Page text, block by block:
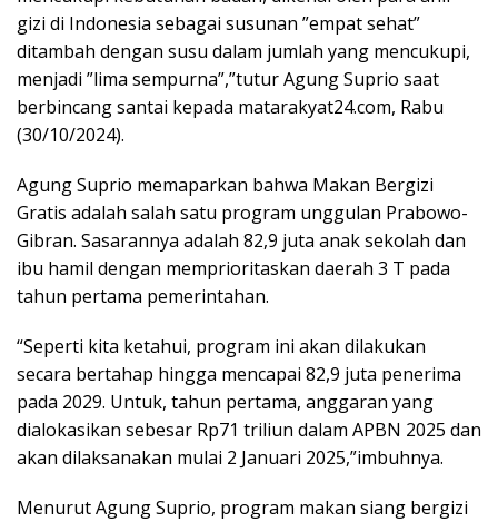
gizi di Indonesia sebagai susunan ”empat sehat”
ditambah dengan susu dalam jumlah yang mencukupi,
menjadi ”lima sempurna”,”tutur Agung Suprio saat
berbincang santai kepada matarakyat24.com, Rabu
(30/10/2024).
Agung Suprio memaparkan bahwa Makan Bergizi
Gratis adalah salah satu program unggulan Prabowo-
Gibran. Sasarannya adalah 82,9 juta anak sekolah dan
ibu hamil dengan memprioritaskan daerah 3 T pada
tahun pertama pemerintahan.
“Seperti kita ketahui, program ini akan dilakukan
secara bertahap hingga mencapai 82,9 juta penerima
pada 2029. Untuk, tahun pertama, anggaran yang
dialokasikan sebesar Rp71 triliun dalam APBN 2025 dan
akan dilaksanakan mulai 2 Januari 2025,”imbuhnya.
Menurut Agung Suprio, program makan siang bergizi